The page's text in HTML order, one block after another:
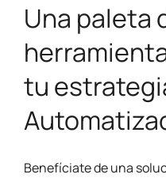
Una paleta
tu
Benefíciate de una